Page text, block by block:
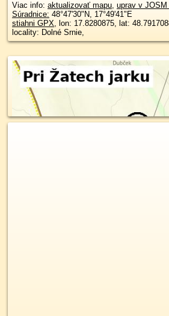
Viac info: aktualizovať mapu, uprav v JOSM
Súradnice: 48°47'30"N, 17°49'41"E
stiahni GPX, lon: 17.8280875, lat:
locality: Dolné Srnie,